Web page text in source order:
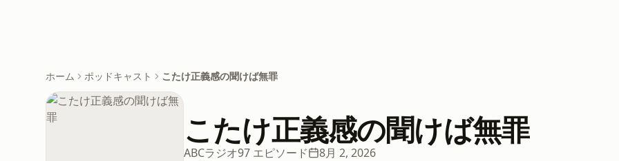
ホーム ポッドキャスト こたけ正義感の聞けば無罪
こたけ正義感の聞けば無罪
ABCラジオ97 エピソード 8月 2, 2026